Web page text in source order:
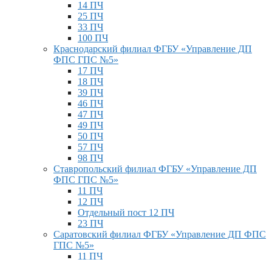
14 ПЧ
25 ПЧ
33 ПЧ
100 ПЧ
Краснодарский филиал ФГБУ «Управление ДП
ФПС ГПС №5»
17 ПЧ
18 ПЧ
39 ПЧ
46 ПЧ
47 ПЧ
49 ПЧ
50 ПЧ
57 ПЧ
98 ПЧ
Ставропольский филиал ФГБУ «Управление ДП
ФПС ГПС №5»
11 ПЧ
12 ПЧ
Отдельный пост 12 ПЧ
23 ПЧ
Саратовский филиал ФГБУ «Управление ДП ФПС
ГПС №5»
11 ПЧ